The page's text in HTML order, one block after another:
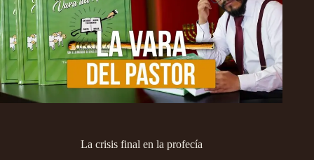
La crisis final en la profecía